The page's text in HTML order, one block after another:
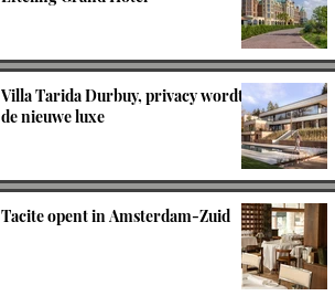
Villa Tarida Durbuy, privacy wordt
de nieuwe luxe
Tacite opent in Amsterdam-Zuid